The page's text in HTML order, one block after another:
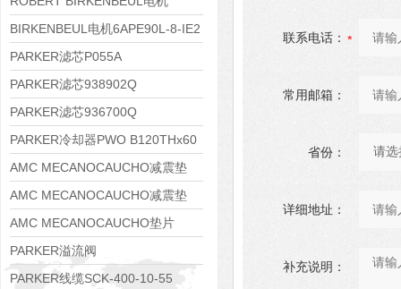
8APE80M-2K-IE3
BIRKENBEUL电机6APE90L-8-IE2
PARKER滤芯P055A
PARKER滤芯938902Q
PARKER滤芯936700Q
PARKER冷却器PWO B120THx60
AMC MECANOCAUCHO减震垫
138552
AMC MECANOCAUCHO减震垫
138551
AMC MECANOCAUCHO垫片
608074
PARKER溢流阀
RE06M35W2N1KWXG087
PARKER线缆SCK-400-10-55
联系电话：
常用邮箱：
省份：
详细地址：
补充说明：